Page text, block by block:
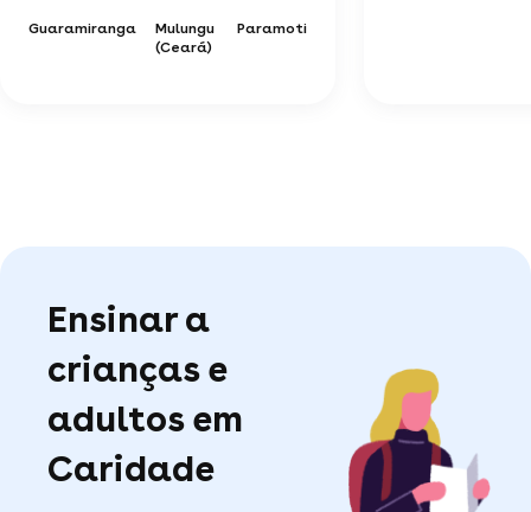
Guaramiranga
Mulungu
(Ceará)
Paramoti
Ensinar a
crianças e
adultos em
Caridade